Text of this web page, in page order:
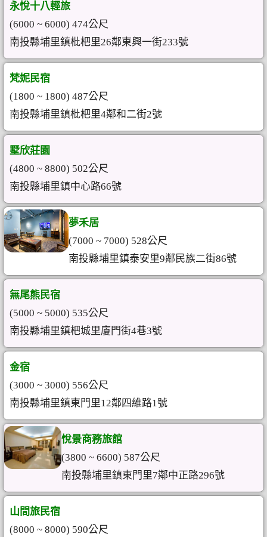
永悅十八輕旅
(6000 ~ 6000) 474公尺
南投縣埔里鎮枇杷里26鄰東興一街233號
梵妮民宿
(1800 ~ 1800) 487公尺
南投縣埔里鎮枇杷里4鄰和二街2號
墅欣莊園
(4800 ~ 8800) 502公尺
南投縣埔里鎮中心路66號
夢禾居
(7000 ~ 7000) 528公尺
南投縣埔里鎮泰安里9鄰民族二街86號
無尾熊民宿
(5000 ~ 5000) 535公尺
南投縣埔里鎮杷城里廈門街4巷3號
金宿
(3000 ~ 3000) 556公尺
南投縣埔里鎮東門里12鄰四維路1號
悅景商務旅館
(3800 ~ 6600) 587公尺
南投縣埔里鎮東門里7鄰中正路296號
山間旅民宿
(8000 ~ 8000) 590公尺